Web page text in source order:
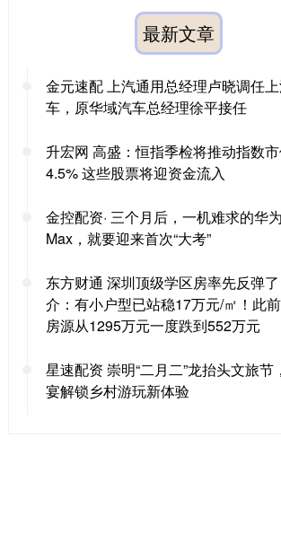
最新文章
金元速配 上汽通用总经理卢晓调任
车，原华域汽车总经理徐平接任
升宏网 高盛：恒指季检将推动指数
4.5% 这些股票将迎资金流入
金控配资· 三个月后，一机难求的华
Max，就要迎来首次“大考”
东方财通 深圳顶级学区房率先反弹
介：有小户型已站稳17万元/㎡！此
房源从1295万元一度跌到552万元
星速配资 崇明“二月二”龙抬头文旅节
宴解锁乡村游玩新体验